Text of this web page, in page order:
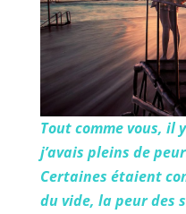
Tout comme vous, il
j’avais pleins de
Certaines étaient
du vide, la peur des